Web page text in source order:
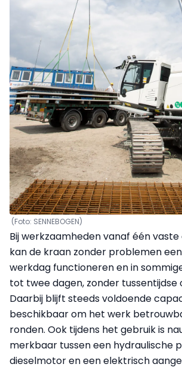
(Foto: SENNEBOGEN)
Bij werkzaamheden vanaf één
kan de kraan zonder problemen
werkdag functioneren en in
tot twee dagen, zonder tussentijdse
Daarbij blijft steeds voldoende
beschikbaar om het werk
ronden. Ook tijdens het gebruik is
merkbaar tussen een hydraulische
dieselmotor en een elektrisch